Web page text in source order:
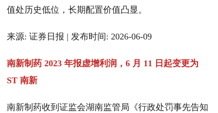
值处历史低位，长期配置价值凸显。
来源: 证券日报 | 发布时间: 2026-06-09
南新制药 2023 年报虚增利润，6 月 11 日起变更为
ST 南新
南新制药收到证监会湖南监管局《行政处罚事先告知